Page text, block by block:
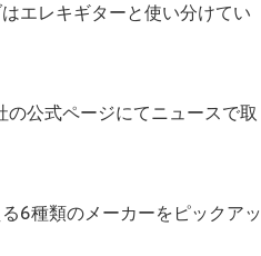
エレキギターと使い分けてい
公式ページにてニュースで取
6種類のメーカーをピックアッ